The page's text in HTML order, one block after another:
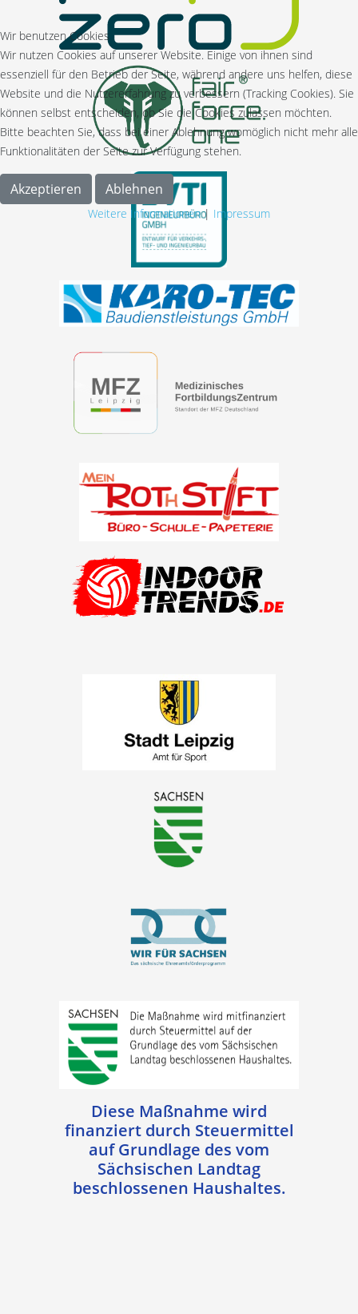
Diese Maßnahme wird
finanziert durch Steuermittel
auf Grundlage des vom
Sächsischen Landtag
beschlossenen Haushaltes.
Wir benutzen Cookies
Wir nutzen Cookies auf unserer Website. Einige von ihnen sind
essenziell für den Betrieb der Seite, während andere uns helfen, diese
Website und die Nutzererfahrung zu verbessern (Tracking Cookies). Sie
können selbst entscheiden, ob Sie die Cookies zulassen möchten.
Bitte beachten Sie, dass bei einer Ablehnung womöglich nicht mehr alle
Funktionalitäten der Seite zur Verfügung stehen.
Akzeptieren Ablehnen
Weitere Informationen| Impressum